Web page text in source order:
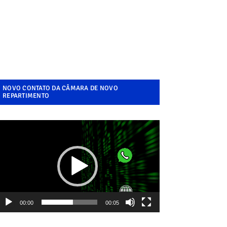
NOVO CONTATO DA CÂMARA DE NOVO
REPARTIMENTO
00:00 00:05